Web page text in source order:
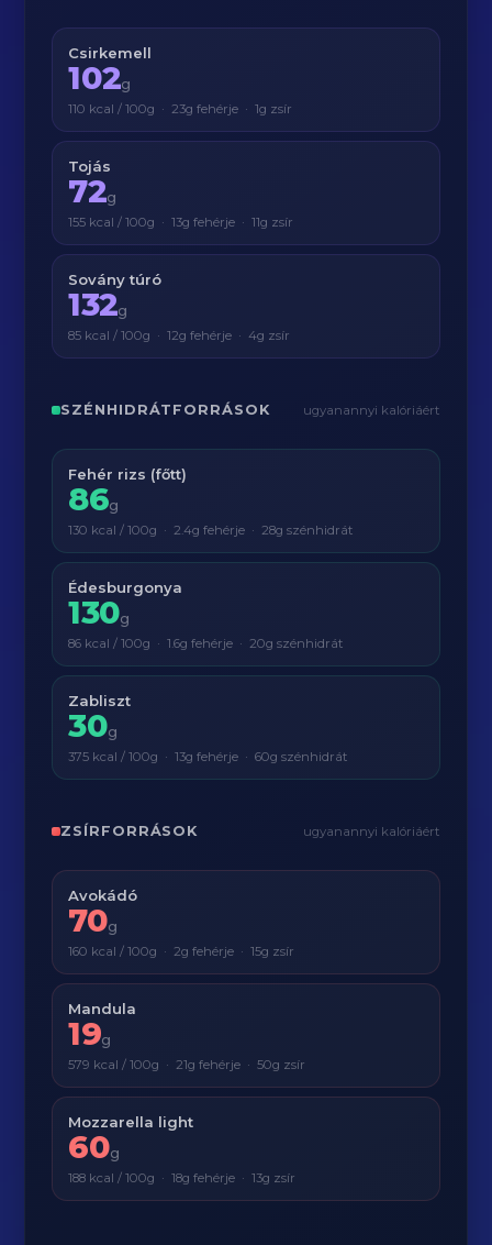
Csirkemell
102g
110 kcal / 100g · 23g fehérje · 1g zsír
Tojás
72g
155 kcal / 100g · 13g fehérje · 11g zsír
Sovány túró
132g
85 kcal / 100g · 12g fehérje · 4g zsír
SZÉNHIDRÁTFORRÁSOK ugyanannyi kalóriáért
Fehér rizs (főtt)
86g
130 kcal / 100g · 2.4g fehérje · 28g szénhidrát
Édesburgonya
130g
86 kcal / 100g · 1.6g fehérje · 20g szénhidrát
Zabliszt
30g
375 kcal / 100g · 13g fehérje · 60g szénhidrát
ZSÍRFORRÁSOK ugyanannyi kalóriáért
Avokádó
70g
160 kcal / 100g · 2g fehérje · 15g zsír
Mandula
19g
579 kcal / 100g · 21g fehérje · 50g zsír
Mozzarella light
60g
188 kcal / 100g · 18g fehérje · 13g zsír